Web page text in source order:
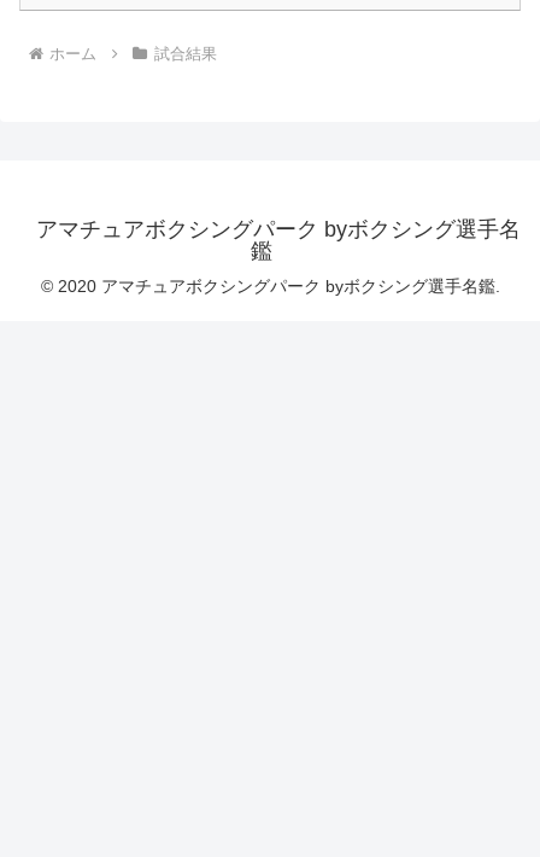
ホーム 試合結果
アマチュアボクシングパーク byボクシング選手名
鑑
© 2020 アマチュアボクシングパーク byボクシング選手名鑑.